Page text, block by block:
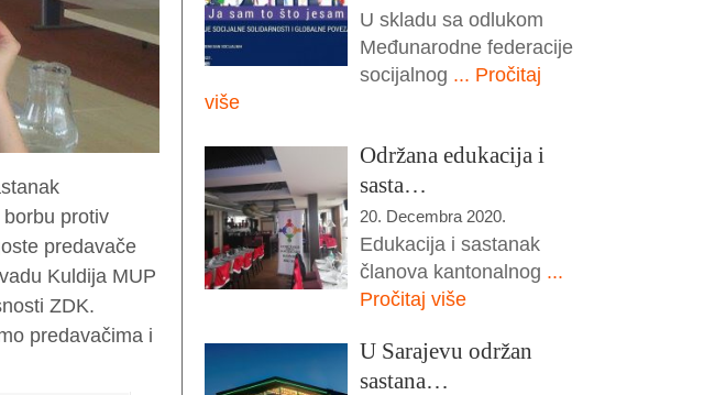
protiv
predavače
Kuldija MUP
ZDK.
predavačima i
U skladu sa odlukom
Međunarodne federacije
socijalnog ... Pročitaj
više
Održana edukacija i
sasta…
20. Decembra 2020.
Edukacija i sastanak
članova kantonalnog ...
Pročitaj više
U Sarajevu održan
sastana…